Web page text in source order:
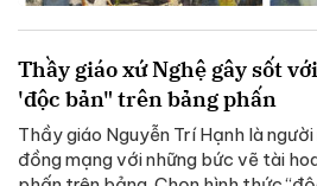
Thầy giáo xứ Nghệ gây sốt
'độc bản" trên bảng phấn
Thầy giáo Nguyễn Trí Hạnh là
đồng mạng với những bức vẽ tài